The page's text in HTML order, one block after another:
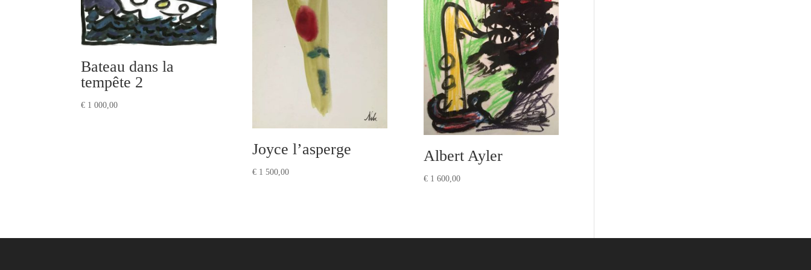
Bateau dans la
tempête 2
€ 1 000,00
Joyce l’asperge
€1 500,00
Albert Ayler
€1 600,00